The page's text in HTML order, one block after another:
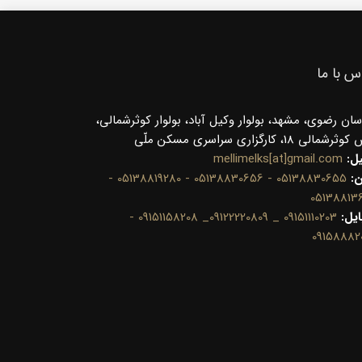
با ما
رضوی، مشهد، بولوار وکیل آباد، بولوار کوثرشمالی،
18، کارگزاری سراسری مسکن ملّی
mellimelks[at]gmail.com
05138830655 - 05138830656 - 05138819280 -
09151110203 _ 09122220809_ 09151158208 -